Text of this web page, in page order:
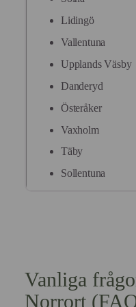
Lidingö
Vallentuna
Upplands Väsby
Danderyd
Österåker
Vaxholm
Täby
Sollentuna
Vanliga
Norrort